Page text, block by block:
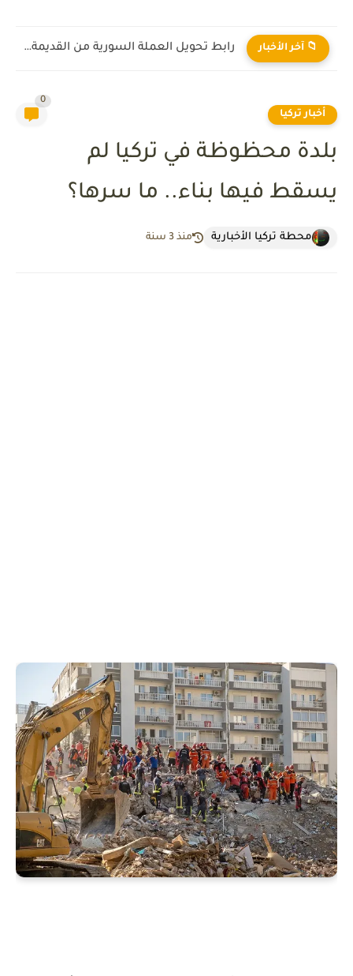
📁 آخر الأخبار رابط تحويل العملة السورية من القديمة إلى الجديدة 2026
أخبار تركيا
0
بلدة محظوظة في تركيا لم
يسقط فيها بناء.. ما سرها؟
محطة تركيا الأخبارية منذ 3 سنة